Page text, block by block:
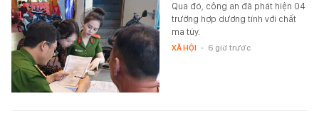
Qua đó, công an đã phát hiện 04
trường hợp dương tính với chất
ma túy.
XÃ HỘI - 6 giờ trước